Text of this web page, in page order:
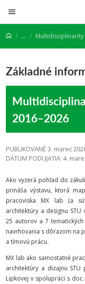
Prejsť na obsah
... Multidisciplinarity
Základné
2016–2026
PUBLIKOVANÉ 3. marec
DÁTUM PODUJATIA: 4.
Ako vyzerá pohľad do
prináša výstavu, ktorá
pracoviska MX lab (a
architektúry a designu
25 autorov a 7
navrhovania s dôrazom na
a tímovú prácu.
MX lab ako samostatné
architektúry a dizajnu
Lipkovej v spolupráci s